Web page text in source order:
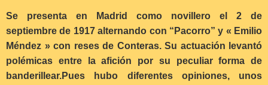
Se presenta en Madrid como novillero el 2 de
septiembre de 1917 alternando con “Pacorro” y « Emilio
Méndez » con reses de Conteras. Su actuación levantó
polémicas entre la afición por su peculiar forma de
banderillear.Pues hubo diferentes opiniones, unos